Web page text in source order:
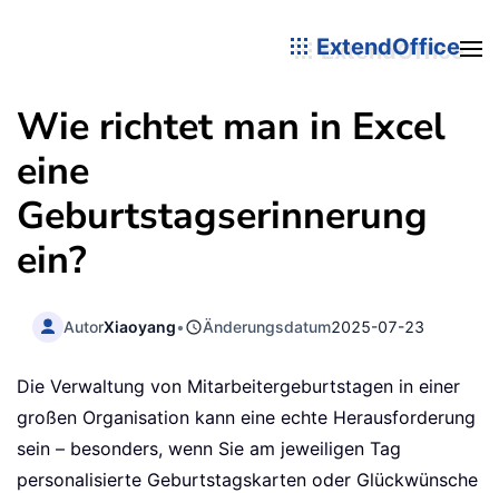
ExtendOffice
Wie richtet man in Excel
eine
Geburtstagserinnerung
ein?
AutorXiaoyang• Änderungsdatum2025-07-23
Die Verwaltung von Mitarbeitergeburtstagen in einer
großen Organisation kann eine echte Herausforderung
sein – besonders, wenn Sie am jeweiligen Tag
personalisierte Geburtstagskarten oder Glückwünsche